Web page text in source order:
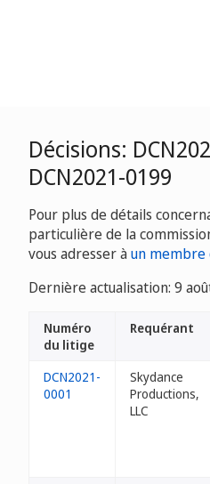
Décisions:
DCN2021-0199
Pour plus de détails
particulière de la
vous adresser àun membre
Dernière actualisation: 9
Numéro
du litige
Requérant
DCN2021-
0001
Skydance
Productions,
LLC